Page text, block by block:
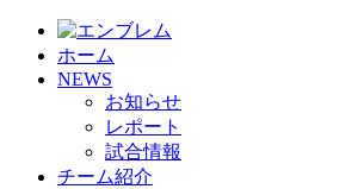
ホーム
NEWS
お知らせ
レポート
試合情報
チーム紹介